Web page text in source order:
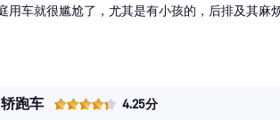
用车就很尴尬了，尤其是有小孩的，后排及其
跑车 4.25分